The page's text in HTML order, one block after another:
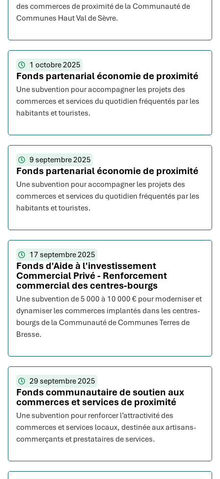
des commerces de proximité de la Communauté de
Communes Haut Val de Sèvre.
1 octobre 2025
Fonds partenarial économie de proximité
Une subvention pour accompagner les projets des
commerces et services du quotidien fréquentés par les
habitants et touristes.
9 septembre 2025
Fonds partenarial économie de proximité
Une subvention pour accompagner les projets des
commerces et services du quotidien fréquentés par les
habitants et touristes.
17 septembre 2025
Fonds d'Aide à l'investissement
Commercial Privé - Renforcement
commercial des centres-bourgs
Une subvention de 5 000 à 10 000 € pour moderniser et
dynamiser les commerces implantés dans les centres-
bourgs de la Communauté de Communes Terres de
Bresse.
29 septembre 2025
Fonds communautaire de soutien aux
commerces et services de proximité
Une subvention pour renforcer l’attractivité des
commerces et services locaux, destinée aux artisans-
commerçants et prestataires de services.